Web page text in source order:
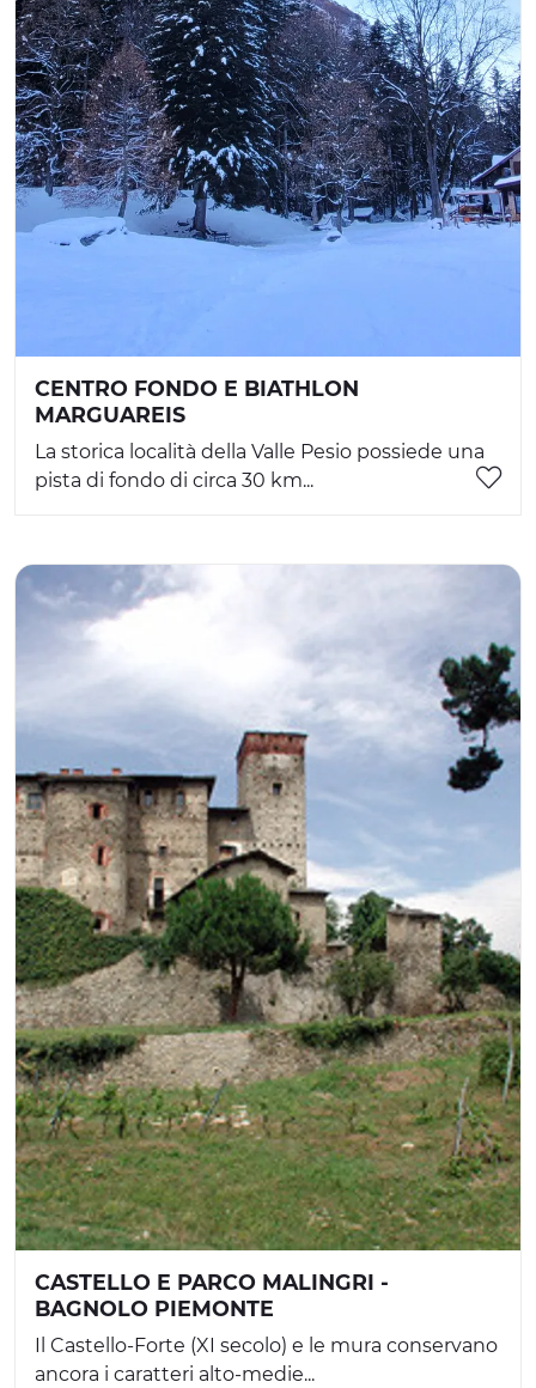
CENTRO FONDO E BIATHLON
MARGUAREIS
La storica località della Valle Pesio possiede una
pista di fondo di circa 30 km...
CASTELLO E PARCO MALINGRI -
BAGNOLO PIEMONTE
Il Castello-Forte (XI secolo) e le mura conservano
ancora i caratteri alto-medie...